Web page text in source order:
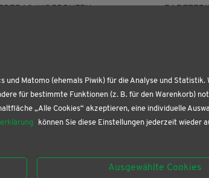
und Matomo (ehemals Piwik) für die Analyse und
für bestimmte Funktionen (z. B. für den Warenkorb)
„Alle Cookies“ akzeptieren, eine individuelle
können Sie diese Einstellungen jederzeit wieder
Ausgewählte Cookies